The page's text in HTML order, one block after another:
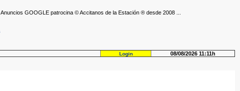
Anuncios GOOGLE patrocina © Accitanos de la Estación ® desde 2008 ...
Login 08/08/2026 11:11h